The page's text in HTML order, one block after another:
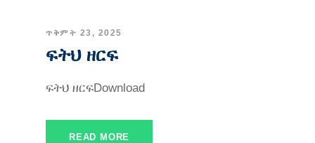
ጥቅምት 23, 2025
ፍትህ ዘርፍ
ፍትህ ዘርፍDownload
READ MORE